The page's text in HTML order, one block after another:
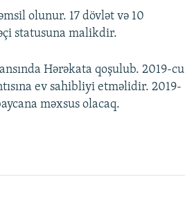
olunur. 17 dövlət və 10
statusuna malikdir.
Hərəkata qoşulub. 2019-cu
ev sahibliyi etməlidir. 2019-
məxsus olacaq.